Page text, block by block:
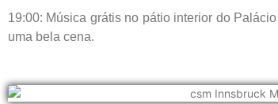
19:00: Música grátis no pátio interior do
uma bela cena.